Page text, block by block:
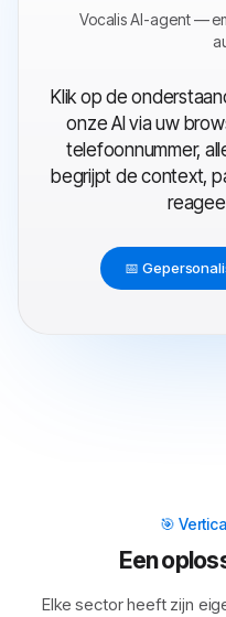
Vocalis AI-agent —
Klik op de
onze AI via uw
telefoonnummer,
begrijpt de context,
📅
🎯
Een
Elke sector heeft zijn